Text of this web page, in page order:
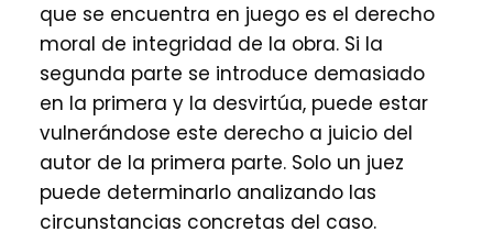
que se encuentra en juego es el derecho
moral de integridad de la obra. Si la
segunda parte se introduce demasiado
en la primera y la desvirtúa, puede estar
vulnerándose este derecho a juicio del
autor de la primera parte. Solo un juez
puede determinarlo analizando las
circunstancias concretas del caso.